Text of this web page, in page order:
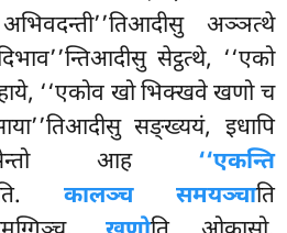
अञ्ञत्थे
सेट्ठत्थे, ‘‘एको
‘‘एकोव खो भिक्खवे खणो च
सङ्ख्ययं, इधापि
आह ‘‘एकन्ति
कालञ्च समयञ्चाति